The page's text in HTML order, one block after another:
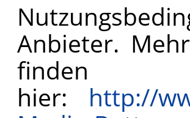
Anbieter.
hier: http://